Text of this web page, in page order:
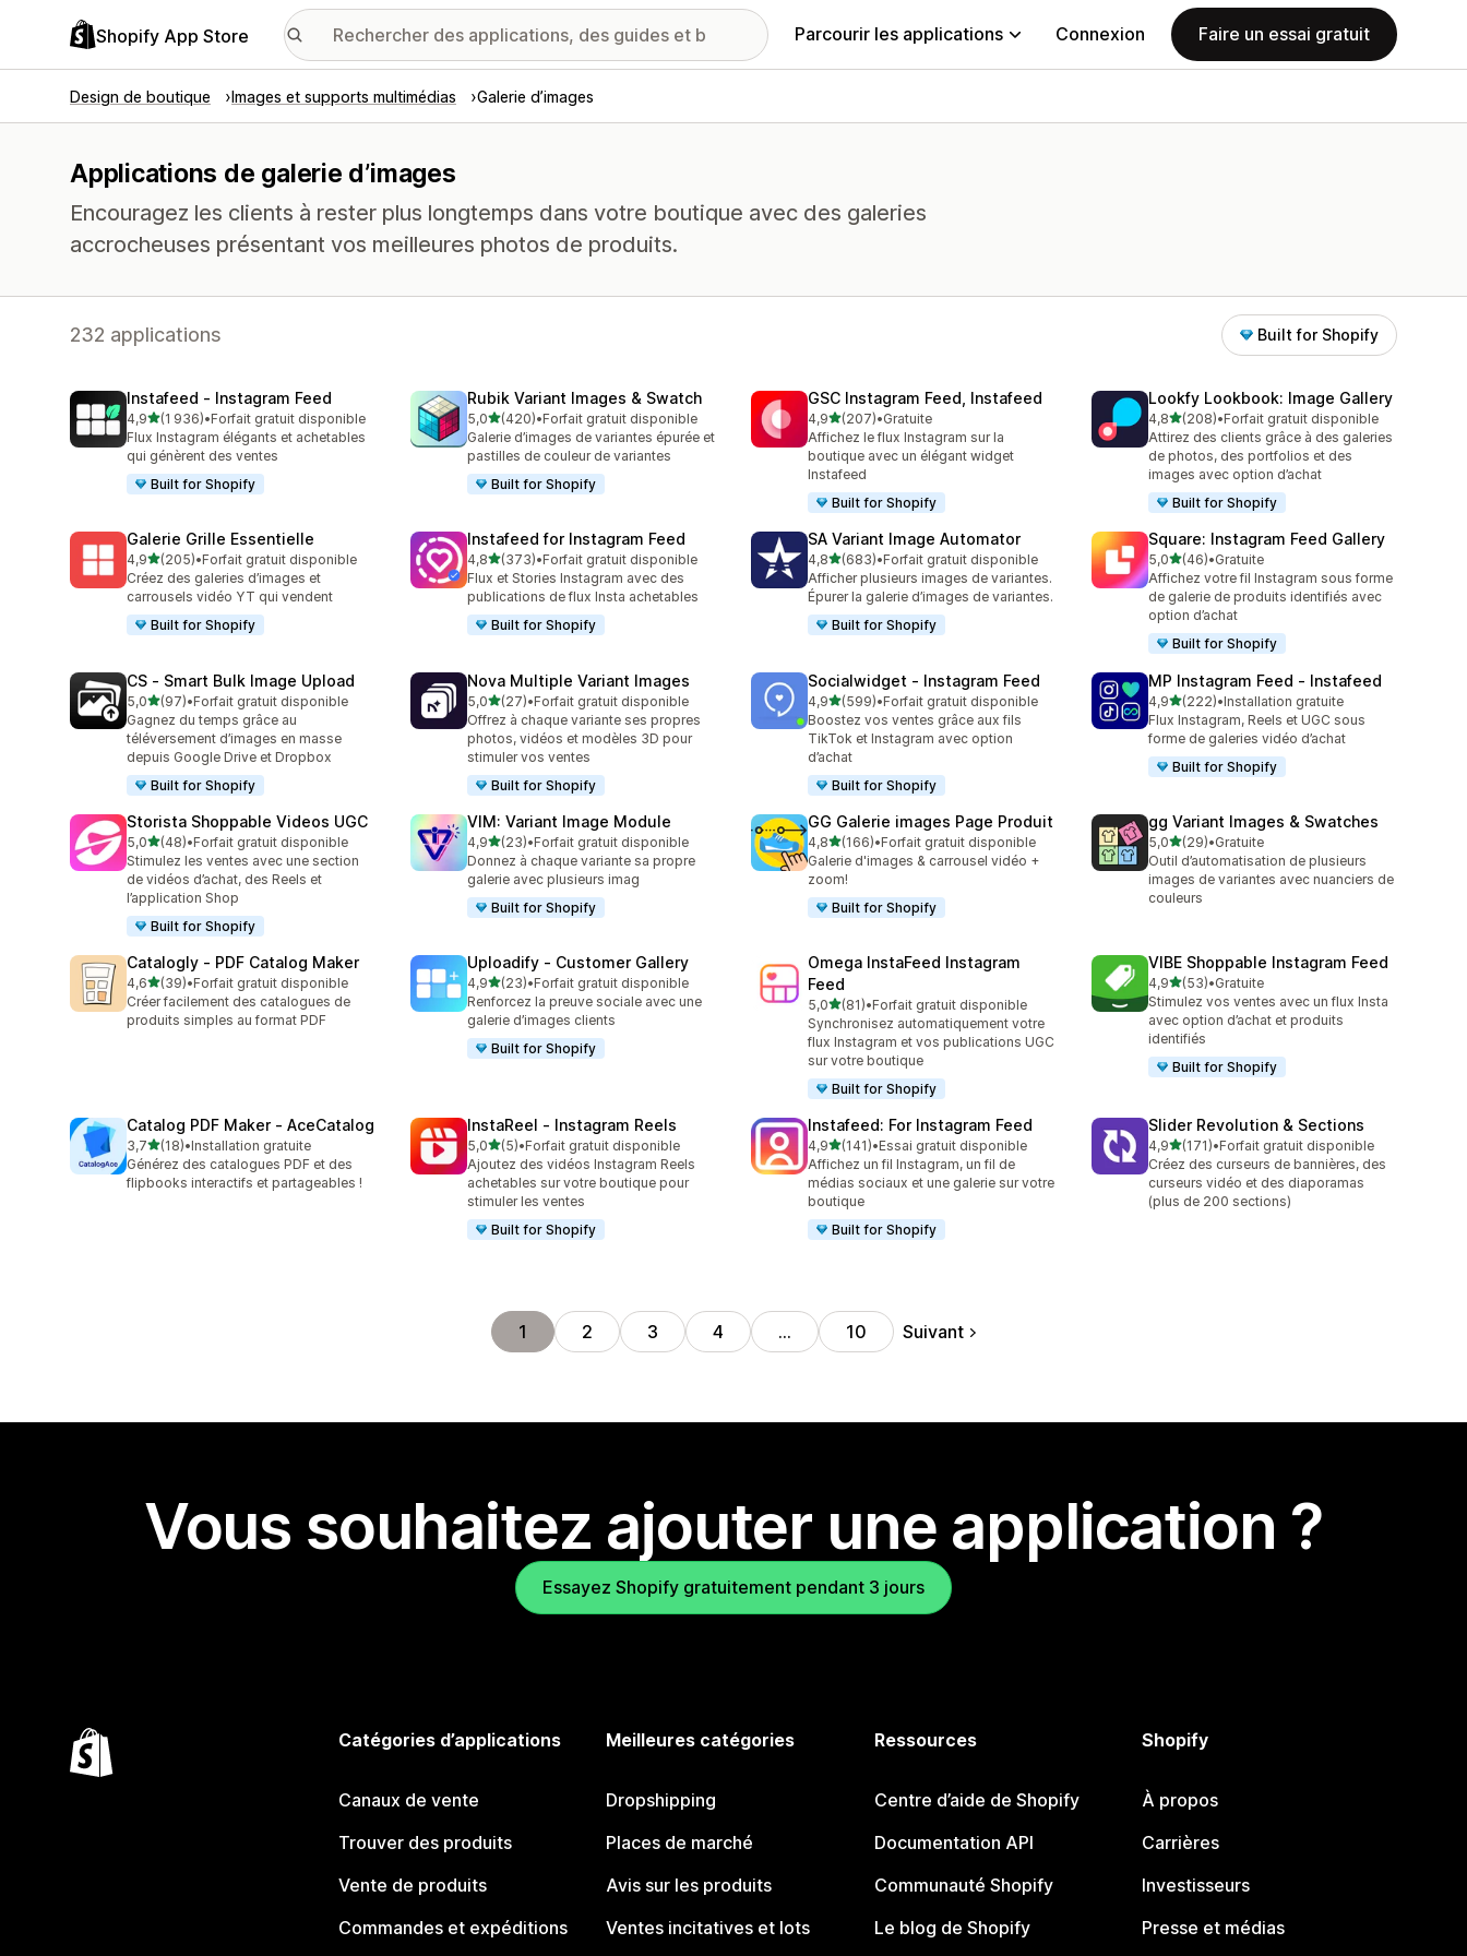
Shopify App Store Parcourir les applications Connexion Faire un essai gratuit
Design de boutique Images et supports multimédias Galerie d’images
Applications de galerie d’images
Encouragez les clients à rester plus longtemps dans votre boutique avec des galeries
accrocheuses présentant vos meilleures photos de produits.
232 applications Built for Shopify
Instafeed ‑ Instagram Feed
4,9étoile(s) sur 5
(1 936)
1936 avis au total
•Forfait gratuit disponible
Flux Instagram élégants et achetables
qui génèrent des ventes
Built for Shopify
Rubik Variant Images & Swatch
5,0étoile(s) sur 5
(420)
420 avis au total
•Forfait gratuit disponible
Galerie d’images de variantes épurée et
pastilles de couleur de variantes
Built for Shopify
GSC Instagram Feed, Instafeed
4,9étoile(s) sur 5
(207)
207 avis au total
•Gratuite
Affichez le flux Instagram sur la
boutique avec un élégant widget
Instafeed
Built for Shopify
Lookfy Lookbook: Image Gallery
4,8étoile(s) sur 5
(208)
208 avis au total
•Forfait gratuit disponible
Attirez des clients grâce à des galeries
de photos, des portfolios et des
images avec option d’achat
Built for Shopify
Galerie Grille Essentielle
4,9étoile(s) sur 5
(205)
205 avis au total
•Forfait gratuit disponible
Créez des galeries d’images et
carrousels vidéo YT qui vendent
Built for Shopify
Instafeed for Instagram Feed
4,8étoile(s) sur 5
(373)
373 avis au total
•Forfait gratuit disponible
Flux et Stories Instagram avec des
publications de flux Insta achetables
Built for Shopify
SA Variant Image Automator
4,8étoile(s) sur 5
(683)
683 avis au total
•Forfait gratuit disponible
Afficher plusieurs images de variantes.
Épurer la galerie d’images de variantes.
Built for Shopify
Square: Instagram Feed Gallery
5,0étoile(s) sur 5
(46)
46 avis au total
•Gratuite
Affichez votre fil Instagram sous forme
de galerie de produits identifiés avec
option d’achat
Built for Shopify
CS ‑ Smart Bulk Image Upload
5,0étoile(s) sur 5
(97)
97 avis au total
•Forfait gratuit disponible
Gagnez du temps grâce au
téléversement d’images en masse
depuis Google Drive et Dropbox
Built for Shopify
Nova Multiple Variant Images
5,0étoile(s) sur 5
(27)
27 avis au total
•Forfait gratuit disponible
Offrez à chaque variante ses propres
photos, vidéos et modèles 3D pour
stimuler vos ventes
Built for Shopify
Socialwidget ‑ Instagram Feed
4,9étoile(s) sur 5
(599)
599 avis au total
•Forfait gratuit disponible
Boostez vos ventes grâce aux fils
TikTok et Instagram avec option
d’achat
Built for Shopify
MP Instagram Feed ‑ Instafeed
4,9étoile(s) sur 5
(222)
222 avis au total
•Installation gratuite
Flux Instagram, Reels et UGC sous
forme de galeries vidéo d’achat
Built for Shopify
Storista Shoppable Videos UGC
5,0étoile(s) sur 5
(48)
48 avis au total
•Forfait gratuit disponible
Stimulez les ventes avec une section
de vidéos d’achat, des Reels et
l’application Shop
Built for Shopify
VIM: Variant Image Module
4,9étoile(s) sur 5
(23)
23 avis au total
•Forfait gratuit disponible
Donnez à chaque variante sa propre
galerie avec plusieurs imag
Built for Shopify
GG Galerie images Page Produit
4,8étoile(s) sur 5
(166)
166 avis au total
•Forfait gratuit disponible
Galerie d'images & carrousel vidéo +
zoom!
Built for Shopify
gg Variant Images & Swatches
5,0étoile(s) sur 5
(29)
29 avis au total
•Gratuite
Outil d’automatisation de plusieurs
images de variantes avec nuanciers de
couleurs
Catalogly ‑ PDF Catalog Maker
4,6étoile(s) sur 5
(39)
39 avis au total
•Forfait gratuit disponible
Créer facilement des catalogues de
produits simples au format PDF
Uploadify ‑ Customer Gallery
4,9étoile(s) sur 5
(23)
23 avis au total
•Forfait gratuit disponible
Renforcez la preuve sociale avec une
galerie d’images clients
Built for Shopify
Omega InstaFeed Instagram
Feed
5,0étoile(s) sur 5
(81)
81 avis au total
•Forfait gratuit disponible
Synchronisez automatiquement votre
flux Instagram et vos publications UGC
sur votre boutique
Built for Shopify
VIBE Shoppable Instagram Feed
4,9étoile(s) sur 5
(53)
53 avis au total
•Gratuite
Stimulez vos ventes avec un flux Insta
avec option d’achat et produits
identifiés
Built for Shopify
Catalog PDF Maker ‑ AceCatalog
3,7étoile(s) sur 5
(18)
18 avis au total
•Installation gratuite
Générez des catalogues PDF et des
flipbooks interactifs et partageables !
InstaReel ‑ Instagram Reels
5,0étoile(s) sur 5
(5)
5 avis au total
•Forfait gratuit disponible
Ajoutez des vidéos Instagram Reels
achetables sur votre boutique pour
stimuler les ventes
Built for Shopify
Instafeed: For Instagram Feed
4,9étoile(s) sur 5
(141)
141 avis au total
•Essai gratuit disponible
Affichez un fil Instagram, un fil de
médias sociaux et une galerie sur votre
boutique
Built for Shopify
Slider Revolution & Sections
4,9étoile(s) sur 5
(171)
171 avis au total
•Forfait gratuit disponible
Créez des curseurs de bannières, des
curseurs vidéo et des diaporamas
(plus de 200 sections)
1 2 3 4 … 10 Suivant
Vous souhaitez ajouter une application ?
Essayez Shopify gratuitement pendant 3 jours
Catégories d’applications
Canaux de vente
Trouver des produits
Vente de produits
Commandes et expéditions
Meilleures catégories
Dropshipping
Places de marché
Avis sur les produits
Ventes incitatives et lots
Ressources
Centre d’aide de Shopify
Documentation API
Communauté Shopify
Le blog de Shopify
Shopify
À propos
Carrières
Investisseurs
Presse et médias